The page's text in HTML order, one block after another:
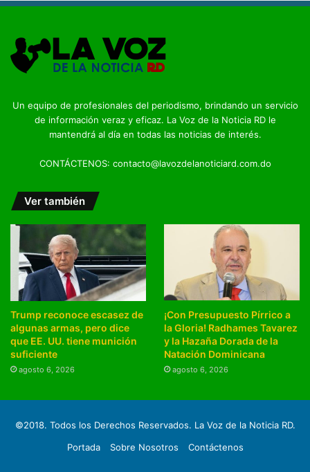
Un equipo de profesionales del periodismo, brindando un servicio
de información veraz y eficaz. La Voz de la Noticia RD le
mantendrá al día en todas las noticias de interés.
CONTÁCTENOS: contacto@lavozdelanoticiard.com.do
Ver también
Trump reconoce escasez de
algunas armas, pero dice
que EE. UU. tiene munición
suficiente
agosto 6, 2026
¡Con Presupuesto Pírrico a
la Gloria! Radhames Tavarez
y la Hazaña Dorada de la
Natación Dominicana
agosto 6, 2026
©2018. Todos los Derechos Reservados. La Voz de la Noticia RD.
Portada
Sobre Nosotros Contáctenos